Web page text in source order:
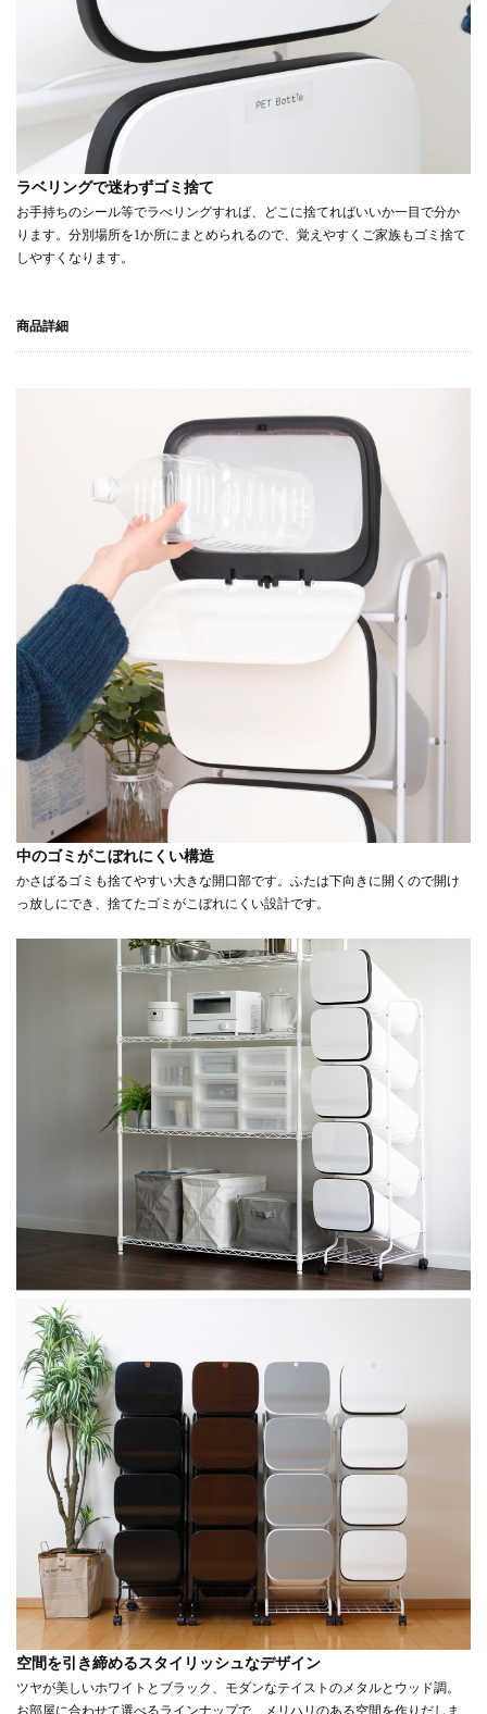
ラベリングで迷わずゴミ捨て
お手持ちのシール等でラべリングすれば、どこに捨てればいいか一目で分か
ります。分別場所を1か所にまとめられるので、覚えやすくご家族もゴミ捨て
しやすくなります。
商品詳細
中のゴミがこぼれにくい構造
かさばるゴミも捨てやすい大きな開口部です。ふたは下向きに開くので開け
っ放しにでき、捨てたゴミがこぼれにくい設計です。
空間を引き締めるスタイリッシュなデザイン
ツヤが美しいホワイトとブラック、モダンなテイストのメタルとウッド調。